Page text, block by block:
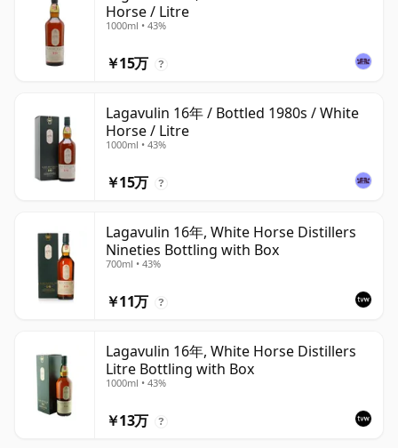
Horse / Litre
1000ml • 43%
￥15万 ?
Lagavulin 16年 / Bottled 1980s / White
Horse / Litre
1000ml • 43%
￥15万 ?
Lagavulin 16年, White Horse Distillers
Nineties Bottling with Box
700ml • 43%
￥11万 ?
Lagavulin 16年, White Horse Distillers
Litre Bottling with Box
1000ml • 43%
￥13万 ?